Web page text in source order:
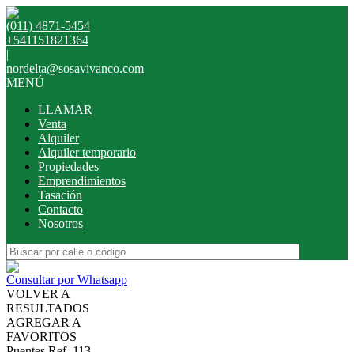
(011) 4871-5454
+541151821364
|
nordelta@sosavivanco.com
MENÚ
LLAMAR
Venta
Alquiler
Alquiler temporario
Propiedades
Emprendimientos
Tasación
Contacto
Nosotros
Consultar por Whatsapp
VOLVER A
RESULTADOS
AGREGAR A
FAVORITOS